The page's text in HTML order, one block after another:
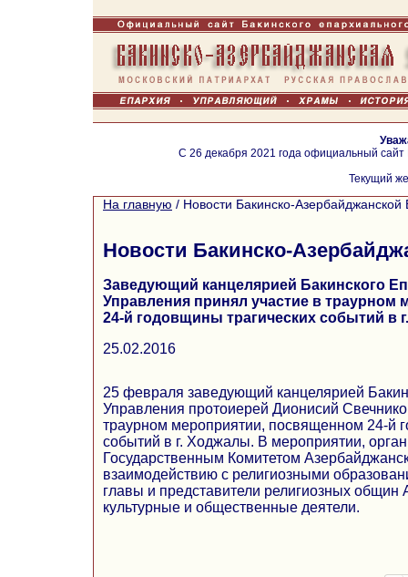
С 26 декабря 2021 года официальный
Текущий
На главную / Новости Бакинско-Азербайджанской
Новости Бакинско-
Заведующий канцелярией Бакинского
Управления принял участие в траурном
24-й годовщины трагических событий в
25.02.2016
25 февраля заведующий канцелярией
Управления протоиерей Дионисий
траурном мероприятии, посвященном 24-й
событий в г. Ходжалы. В мероприятии,
Государственным Комитетом
взаимодействию с религиозными
главы и представители религиозных общин
культурные и общественные деятели.